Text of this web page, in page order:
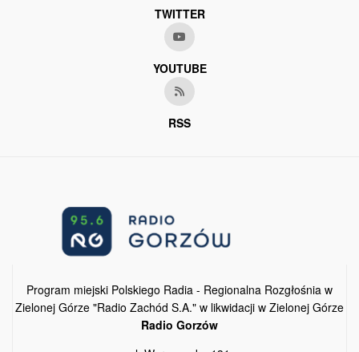
TWITTER
YOUTUBE
RSS
Program miejski Polskiego Radia - Regionalna Rozgłośnia w
Zielonej Górze "Radio Zachód S.A." w likwidacji w Zielonej Górze
Radio Gorzów